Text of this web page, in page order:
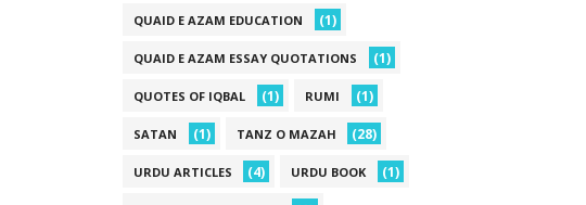
QUAID E AZAM EDUCATION (1)
QUAID E AZAM ESSAY QUOTATIONS (1)
QUOTES OF IQBAL (1) RUMI (1)
SATAN (1) TANZ O MAZAH (28)
URDU ARTICLES (4) URDU BOOK (1)